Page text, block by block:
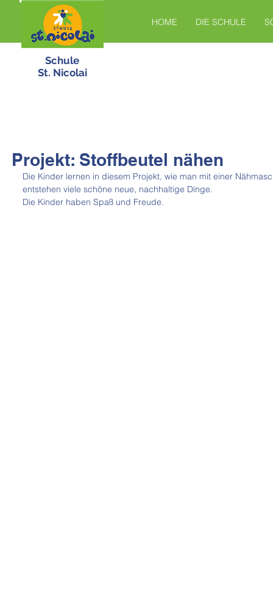
HOME DIE SCHULE
Schule
St. Nicolai
Projekt: Stoffbeutel nähen
Die Kinder lernen in diesem Projekt, wie man mit einer
entstehen viele schöne neue, nachhaltige Dinge.
Die Kinder haben Spaß und Freude.